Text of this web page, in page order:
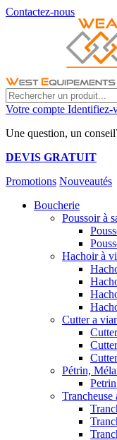
Contactez-nous
Votre compte Identifiez-
Une question, un
DEVIS GRATUIT
Promotions Nouveautés
Boucherie
Poussoir à
Hachoir à
Cutter a
Pétrin,